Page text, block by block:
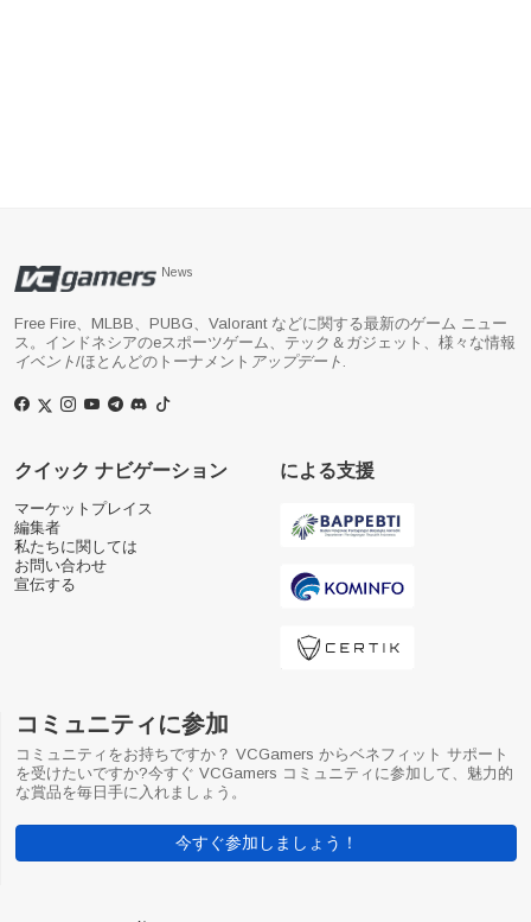
News
Free Fire、MLBB、PUBG、Valorant などに関する最新のゲーム ニュー
ス。インドネシアのeスポーツゲーム、テック＆ガジェット、様々な情報
イベント/ほとんどのトーナメント アップデート .
クイック ナビゲーション
マーケットプレイス
編集者
私たちに関しては
お問い合わせ
宣伝する
による支援
コミュニティに参加
コミュニティをお持ちですか？ VCGamers からベネフィット サポート
を受けたいですか?今すぐ VCGamers コミュニティに参加して、魅力的
な賞品を毎日手に入れましょう。
今すぐ参加しましょう！